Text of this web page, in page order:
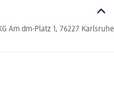
Am dm-Platz 1, 76227 Karlsruhe